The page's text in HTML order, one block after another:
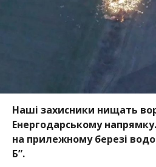
Наші захисники нищать
Енергодарському
на прилежному березі
Б”.